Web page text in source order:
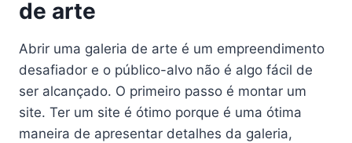
de arte
Abrir uma galeria de arte é um empreendimento
desafiador e o público-alvo não é algo fácil de
ser alcançado. O primeiro passo é montar um
site. Ter um site é ótimo porque é uma ótima
maneira de apresentar detalhes da galeria,